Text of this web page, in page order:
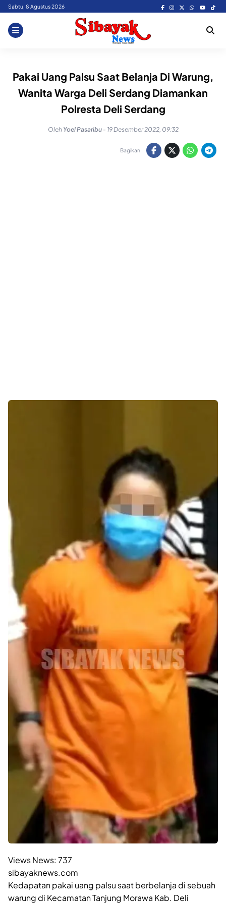
Skip
content
Sabtu, 8 Agustus 2026
Pakai Uang Palsu Saat Belanja Di Warung,
Wanita Warga Deli Serdang Diamankan
Polresta Deli Serdang
Oleh Yoel Pasaribu - 19 Desember 2022, 09:32
Bagikan:
Views News: 737
sibayaknews.com
Kedapatan pakai uang palsu saat berbelanja di sebuah
warung di Kecamatan Tanjung Morawa Kab. Deli